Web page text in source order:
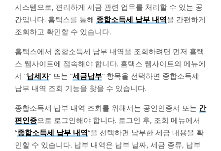
시스템으로, 편리하게 세금 관련 업무를 처리할 수 있는 공
간입니다. 홈택스를 통해 종합소득세 납부 내역을 간편하게
조회하고 확인할 수 있습니다.
홈택스에서 종합소득세 납부 내역을 조회하려면 먼저 홈택
스 웹사이트에 접속해야 합니다. 홈택스 웹사이트의 메뉴에
서 “납세자” 또는 “세금납부” 항목을 선택하면 종합소득세
납부 내역 조회 기능을 찾을 수 있습니다.
종합소득세 납부 내역 조회를 위해서는 공인인증서 또는 간
편인증으로 로그인해야 합니다. 로그인 후, 조회 메뉴에서
“종합소득세 납부 내역“을 선택하면 납부한 세금 내용을 확
인할 수 있습니다. 납부 내역은 납부 날짜, 세금 종류, 납부